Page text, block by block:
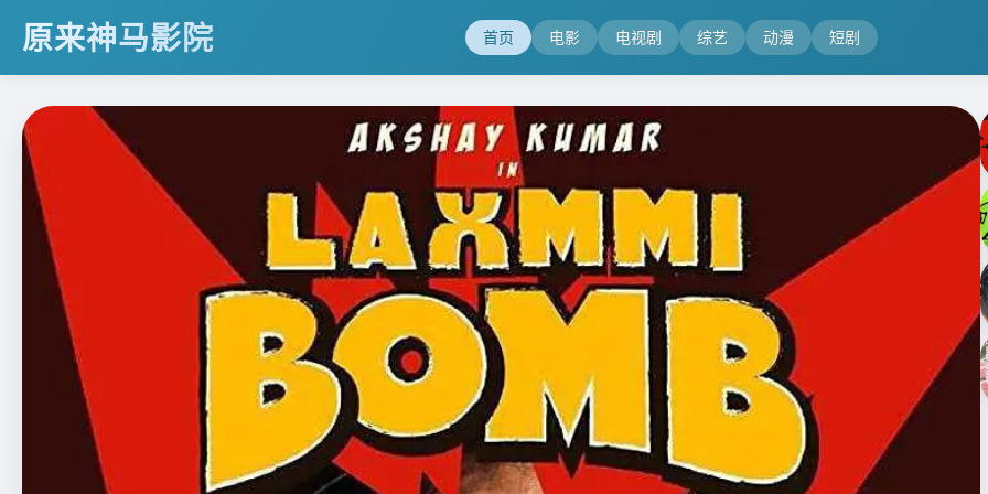
原来神马影院 首页 电影 电视剧 综艺 动漫 短剧